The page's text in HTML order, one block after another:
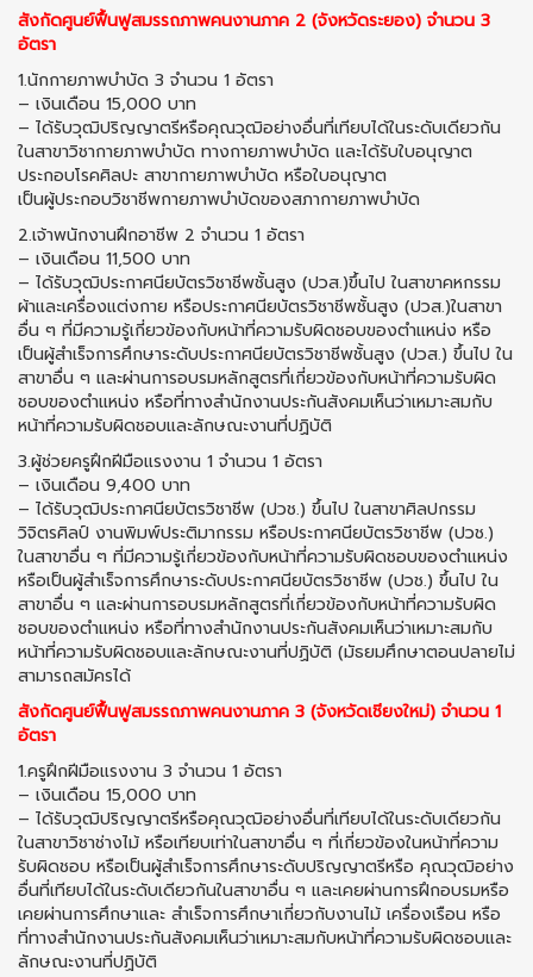
สังกัดศูนย์ฟื้นฟูสมรรถภาพคนงานภาค 2 (จังหวัดระยอง) จำนวน 3
อัตรา
1.นักกายภาพบำบัด 3 จำนวน 1 อัตรา
– เงินเดือน 15,000 บาท
– ได้รับวุฒิปริญญาตรีหรือคุณวุฒิอย่างอื่นที่เทียบได้ในระดับเดียวกัน
ในสาขาวิชากายภาพบำบัด ทางกายภาพบำบัด และได้รับใบอนุญาต
ประกอบโรคศิลปะ สาขากายภาพบำบัด หรือใบอนุญาต
เป็นผู้ประกอบวิชาชีพกายภาพบำบัดของสภากายภาพบำบัด
2.เจ้าพนักงานฝึกอาชีพ 2 จำนวน 1 อัตรา
– เงินเดือน 11,500 บาท
– ได้รับวุฒิประกาศนียบัตรวิชาชีพชั้นสูง (ปวส.)ขึ้นไป ในสาขาคหกรรม
ผ้าและเครื่องแต่งกาย หรือประกาศนียบัตรวิชาชีพชั้นสูง (ปวส.)ในสาขา
อื่น ๆ ที่มีความรู้เกี่ยวข้องกับหน้าที่ความรับผิดชอบของตำแหน่ง หรือ
เป็นผู้สำเร็จการศึกษาระดับประกาศนียบัตรวิชาชีพชั้นสูง (ปวส.) ขึ้นไป ใน
สาขาอื่น ๆ และผ่านการอบรมหลักสูตรที่เกี่ยวข้องกับหน้าที่ความรับผิด
ชอบของตำแหน่ง หรือที่ทางสำนักงานประกันสังคมเห็นว่าเหมาะสมกับ
หน้าที่ความรับผิดชอบและลักษณะงานที่ปฏิบัติ
3.ผู้ช่วยครูฝึกฝีมือแรงงาน 1 จำนวน 1 อัตรา
– เงินเดือน 9,400 บาท
– ได้รับวุฒิประกาศนียบัตรวิชาชีพ (ปวช.) ขึ้นไป ในสาขาศิลปกรรม
วิจิตรศิลป์ งานพิมพ์ประติมากรรม หรือประกาศนียบัตรวิชาชีพ (ปวช.)
ในสาขาอื่น ๆ ที่มีความรู้เกี่ยวข้องกับหน้าที่ความรับผิดชอบของตำแหน่ง
หรือเป็นผู้สำเร็จการศึกษาระดับประกาศนียบัตรวิชาชีพ (ปวช.) ขึ้นไป ใน
สาขาอื่น ๆ และผ่านการอบรมหลักสูตรที่เกี่ยวข้องกับหน้าที่ความรับผิด
ชอบของตำแหน่ง หรือที่ทางสำนักงานประกันสังคมเห็นว่าเหมาะสมกับ
หน้าที่ความรับผิดชอบและลักษณะงานที่ปฏิบัติ (มัธยมศึกษาตอนปลายไม่
สามารถสมัครได้
สังกัดศูนย์ฟื้นฟูสมรรถภาพคนงานภาค 3 (จังหวัดเชียงใหม่) จำนวน 1
อัตรา
1.ครูฝึกฝีมือแรงงาน 3 จำนวน 1 อัตรา
– เงินเดือน 15,000 บาท
– ได้รับวุฒิปริญญาตรีหรือคุณวุฒิอย่างอื่นที่เทียบได้ในระดับเดียวกัน
ในสาขาวิชาช่างไม้ หรือเทียบเท่าในสาขาอื่น ๆ ที่เกี่ยวข้องในหน้าที่ความ
รับผิดชอบ หรือเป็นผู้สำเร็จการศึกษาระดับปริญญาตรีหรือ คุณวุฒิอย่าง
อื่นที่เทียบได้ในระดับเดียวกันในสาขาอื่น ๆ และเคยผ่านการฝึกอบรมหรือ
เคยผ่านการศึกษาและ สำเร็จการศึกษาเกี่ยวกับงานไม้ เครื่องเรือน หรือ
ที่ทางสำนักงานประกันสังคมเห็นว่าเหมาะสมกับหน้าที่ความรับผิดชอบและ
ลักษณะงานที่ปฏิบัติ